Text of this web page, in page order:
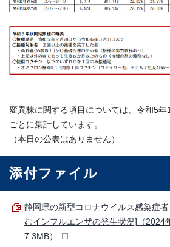
変異株に関する項目については、令和5年
ごとに集計しています。
（本日の公表はありません）
添付ファイル
静岡県の新型コロナウイルス感染症
むインフルエンザの発生状況]（2024
7.3MB）